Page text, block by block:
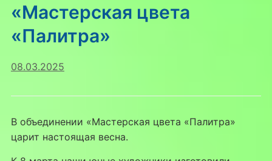
«Мастерская цвета
«Палитра»
08.03.2025
В объединении «Мастерская цвета «Палитра»
царит настоящая весна.